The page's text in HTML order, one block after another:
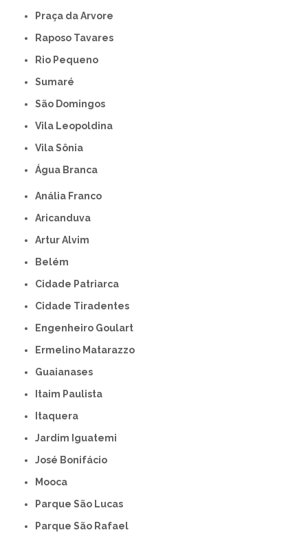
Praça da Arvore
Raposo Tavares
Rio Pequeno
Sumaré
São Domingos
Vila Leopoldina
Vila Sônia
Água Branca
Anália Franco
Aricanduva
Artur Alvim
Belém
Cidade Patriarca
Cidade Tiradentes
Engenheiro Goulart
Ermelino Matarazzo
Guaianases
Itaim Paulista
Itaquera
Jardim Iguatemi
José Bonifácio
Mooca
Parque São Lucas
Parque São Rafael